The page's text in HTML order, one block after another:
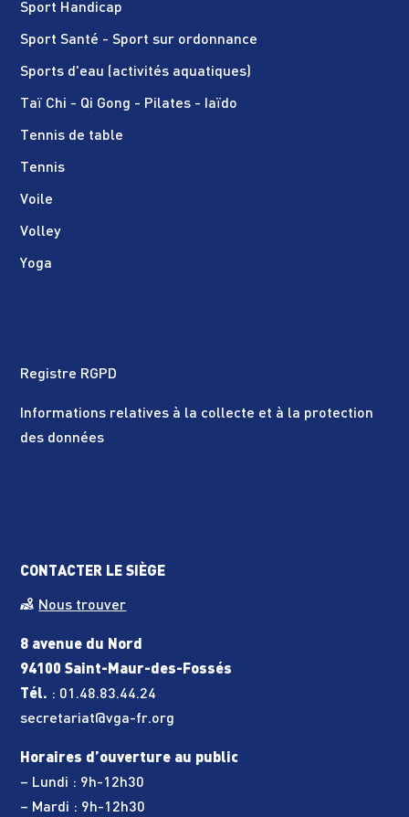
Sport Handicap
Sport Santé - Sport sur ordonnance
Sports d'eau (activités aquatiques)
Taï Chi - Qi Gong - Pilates - Iaïdo
Tennis de table
Tennis
Voile
Volley
Yoga
Registre RGPD
Informations relatives à la collecte et à la protection
des données
CONTACTER LE SIÈGE
Nous trouver
8 avenue du Nord
94100 Saint-Maur-des-Fossés
Tél. : 01.48.83.44.24
secretariat@vga-fr.org
Horaires d’ouverture au public
– Lundi : 9h-12h30
– Mardi : 9h-12h30